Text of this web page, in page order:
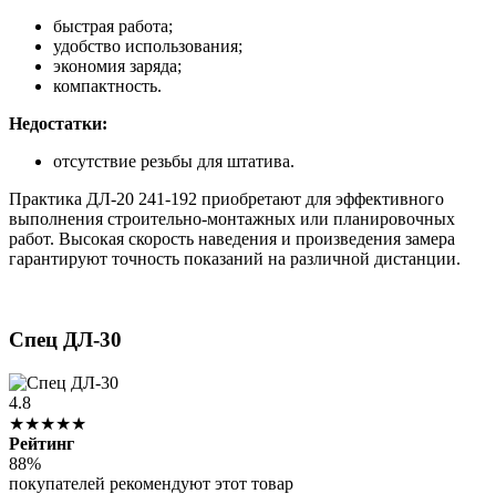
быстрая работа;
удобство использования;
экономия заряда;
компактность.
Недостатки:
отсутствие резьбы для штатива.
Практика ДЛ-20 241-192 приобретают для эффективного
выполнения строительно-монтажных или планировочных
работ. Высокая скорость наведения и произведения замера
гарантируют точность показаний на различной дистанции.
Спец ДЛ-30
4.8
★★★★★
Рейтинг
88%
покупателей рекомендуют этот товар